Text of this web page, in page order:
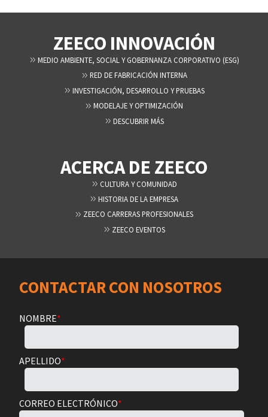
ZEECO INNOVACIÓN
MEDIO AMBIENTE, SOCIAL Y GOBERNANZA CORPORATIVO (ESG)
RED DE FABRICACIÓN INTERNA
INVESTIGACIÓN, DESARROLLO Y PRUEBAS
MODELAJE Y OPTIMIZACIÓN
DESCUBRIR MÁS
ACERCA DE ZEECO
CULTURA Y COMUNIDAD
HISTORIA DE LA EMPRESA
ZEECO CARRERAS PROFESIONALES
ZEECO EVENTOS
CONTACTAR CON NOSOTROS
NOMBRE*
APELLIDO*
CORREO ELECTRÓNICO*